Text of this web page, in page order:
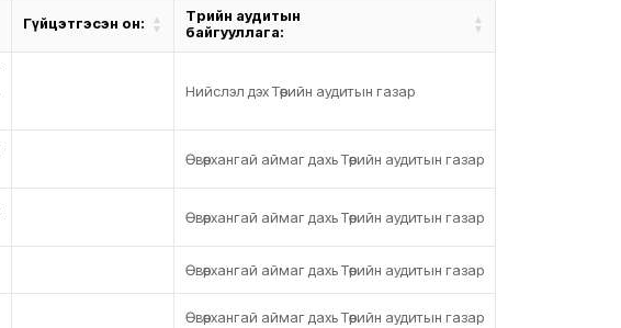
Гүйцэтгэсэн он:
Төрийн аудитын
байгууллага:
Нийслэл дэх Төрийн аудитын газар
Өвөрхангай аймаг дахь Төрийн аудитын газар
Өвөрхангай аймаг дахь Төрийн аудитын газар
Өвөрхангай аймаг дахь Төрийн аудитын газар
Өвөрхангай аймаг дахь Төрийн аудитын газар